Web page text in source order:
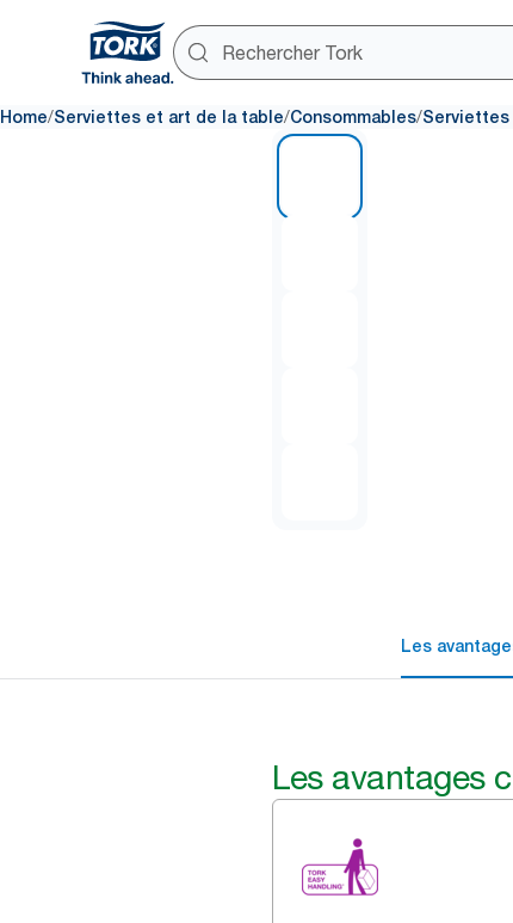
Home/Serviettes et art de la table/Consommables/
Les
Les avantages